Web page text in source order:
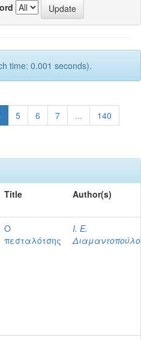
time: 0.001 seconds).
5 6 7 ...
140
Title Author(s)
Ο
πεσταλότσης
Ι. Ε.